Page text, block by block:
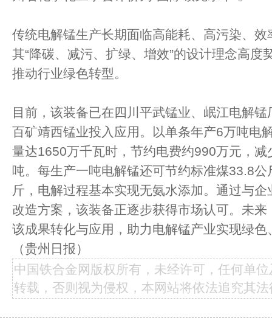
传统电解锰生产长期面临高能耗、高污染、
其“降碳、减污、扩绿、增效”的设计理念高度
推动行业绿色转型。
目前，该装备已在四川平武锰业、岷江电解
百矿靖西锰业投入应用。以单条年产6万吨电
量达1650万千瓦时，节约电费约990万元，
吨。每生产一吨电解锰还可节约标准煤33.8
斤，电解过程基本实现无氨水添加。通过与
改造方案，该装备正逐步获得市场认可。未
该成果转化与应用，助力电解锰产业实现绿
（贵州日报）
中国铁合金网版权所有，未经许可，任何单
转载，否则视为侵权，本网站将依法追究其